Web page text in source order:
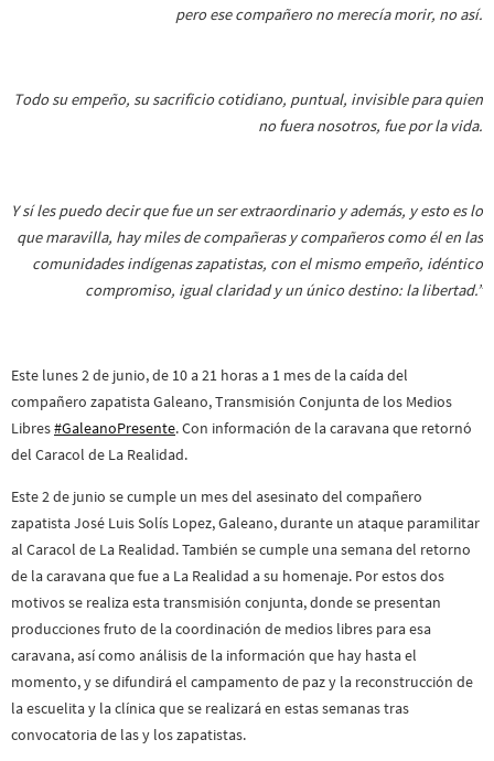
pero ese compañero no merecía morir, no así.
Todo su empeño, su sacrificio cotidiano, puntual, invisible para quien
no fuera nosotros, fue por la vida.
Y sí les puedo decir que fue un ser extraordinario y además, y esto es lo
que maravilla, hay miles de compañeras y compañeros como él en las
comunidades indígenas zapatistas, con el mismo empeño, idéntico
compromiso, igual claridad y un único destino: la libertad.”
Este lunes 2 de junio, de 10 a 21 horas a 1 mes de la caída del
compañero zapatista Galeano, Transmisión Conjunta de los Medios
Libres#GaleanoPresente. Con información de la caravana que retornó
del Caracol de La Realidad.
Este 2 de junio se cumple un mes del asesinato del compañero
zapatista José Luis Solís Lopez, Galeano, durante un ataque paramilitar
al Caracol de La Realidad. También se cumple una semana del retorno
de la caravana que fue a La Realidad a su homenaje. Por estos dos
motivos se realiza esta transmisión conjunta, donde se presentan
producciones fruto de la coordinación de medios libres para esa
caravana, así como análisis de la información que hay hasta el
momento, y se difundirá el campamento de paz y la reconstrucción de
la escuelita y la clínica que se realizará en estas semanas tras
convocatoria de las y los zapatistas.